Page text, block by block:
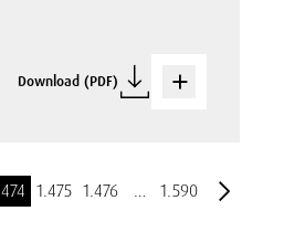
Download (PDF)
1.475 1.476 … 1.590